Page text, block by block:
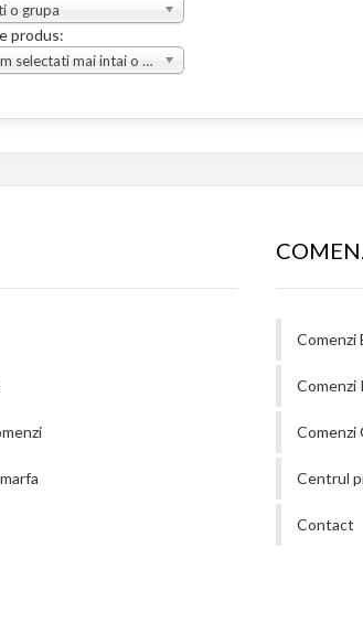
o grupa
produs:
Va rugam selectati mai intai o grupa
Comenzi
Comenzi
Comenzi
Centrul
Contact